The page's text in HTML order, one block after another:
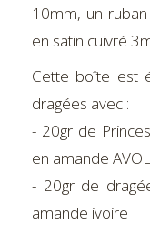
10mm, un
en satin cuivré
Cette boîte est
dragées avec :
- 20gr de
en amande
- 20gr de
amande ivoire